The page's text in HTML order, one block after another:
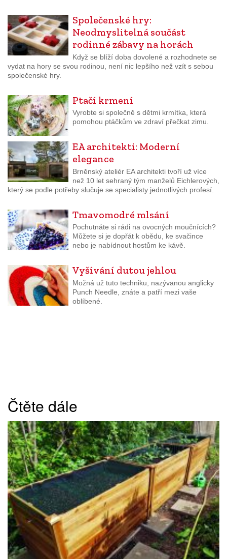
Společenské hry:
Neodmyslitelná součást
rodinné zábavy na horách
Když se blíží doba dovolené a rozhodnete se
vydat na hory se svou rodinou, není nic lepšího než vzít s sebou
společenské hry.
Ptačí krmení
Vyrobte si společně s dětmi krmítka, která
pomohou ptáčkům ve zdraví přečkat zimu.
EA architekti: Moderní
elegance
Brněnský ateliér EA architekti tvoří už více
než 10 let sehraný tým manželů Eichlerových,
který se podle potřeby slučuje se specialisty jednotlivých profesí.
Tmavomodré mlsání
Pochutnáte si rádi na ovocných moučnících?
Můžete si je dopřát k obědu, ke svačince
nebo je nabídnout hostům ke kávě.
Vyšívání dutou jehlou
Možná už tuto techniku, nazývanou anglicky
Punch Needle, znáte a patří mezi vaše
oblíbené.
Čtěte dále